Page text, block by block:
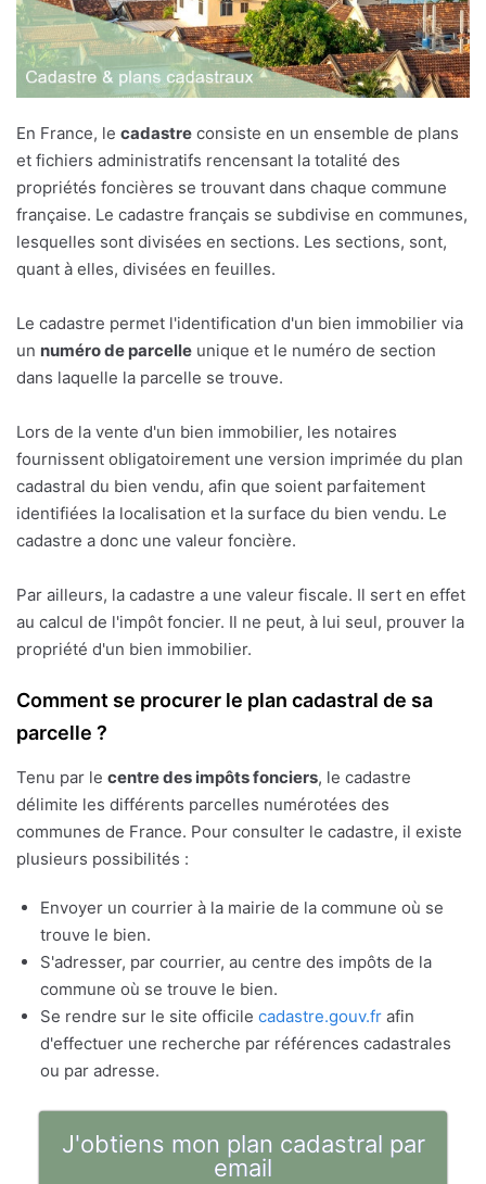
En France, le cadastre consiste en un ensemble de plans
et fichiers administratifs rencensant la totalité des
propriétés foncières se trouvant dans chaque commune
française. Le cadastre français se subdivise en communes,
lesquelles sont divisées en sections. Les sections, sont,
quant à elles, divisées en feuilles.
Le cadastre permet l'identification d'un bien immobilier via
un numéro de parcelle unique et le numéro de section
dans laquelle la parcelle se trouve.
Lors de la vente d'un bien immobilier, les notaires
fournissent obligatoirement une version imprimée du plan
cadastral du bien vendu, afin que soient parfaitement
identifiées la localisation et la surface du bien vendu. Le
cadastre a donc une valeur foncière.
Par ailleurs, la cadastre a une valeur fiscale. Il sert en effet
au calcul de l'impôt foncier. Il ne peut, à lui seul, prouver la
propriété d'un bien immobilier.
Comment se procurer le plan cadastral de sa
parcelle ?
Tenu par le centre des impôts fonciers, le cadastre
délimite les différents parcelles numérotées des
communes de France. Pour consulter le cadastre, il existe
plusieurs possibilités :
Envoyer un courrier à la mairie de la commune où se
trouve le bien.
S'adresser, par courrier, au centre des impôts de la
commune où se trouve le bien.
Se rendre sur le site officile cadastre.gouv.fr afin
d'effectuer une recherche par références cadastrales
ou par adresse.
J'obtiens mon plan cadastral par
email